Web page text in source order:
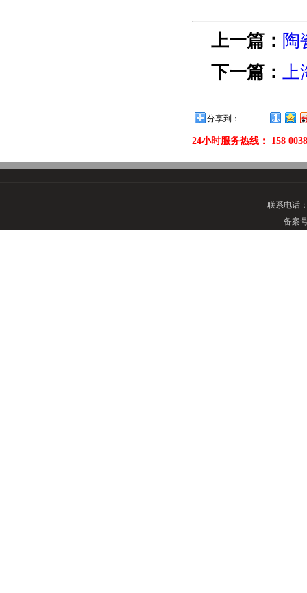
上一篇： 陶
下一篇： 上
分享到：
24小时服务热线： 158
联系电话
备案